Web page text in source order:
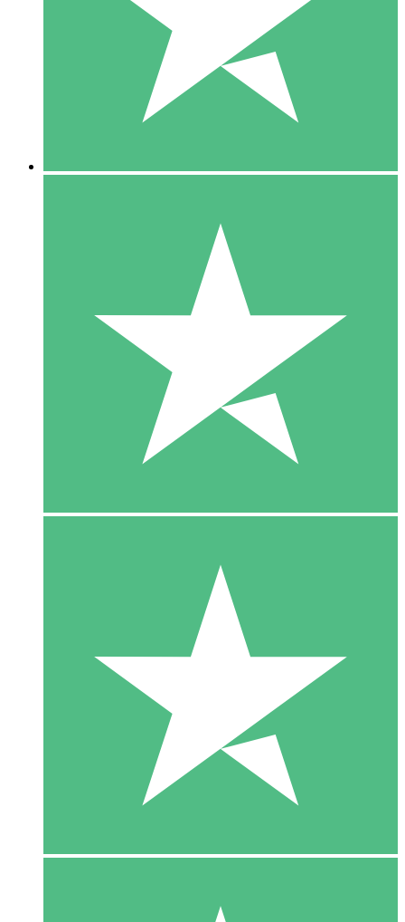
1 Nedladdningar
10 00
10 Nedladdningar
20 00